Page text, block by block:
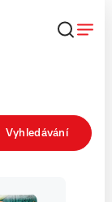
Vyhledávání